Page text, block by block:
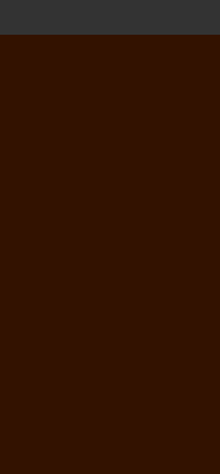
las regatas, cuándo